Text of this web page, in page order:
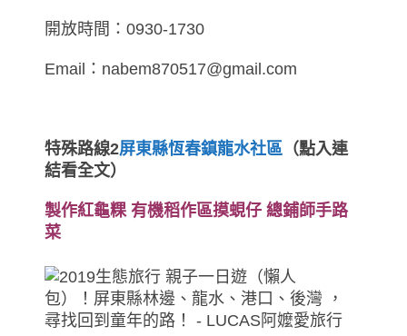
開放時間：0930-1730
Email：nabem870517@gmail.com
特殊路線2屏東縣恆春鎮龍水社區 （點入連
結看全文）
製作紅龜粿 有機稻作區摸蜆仔 總鋪師手路
菜